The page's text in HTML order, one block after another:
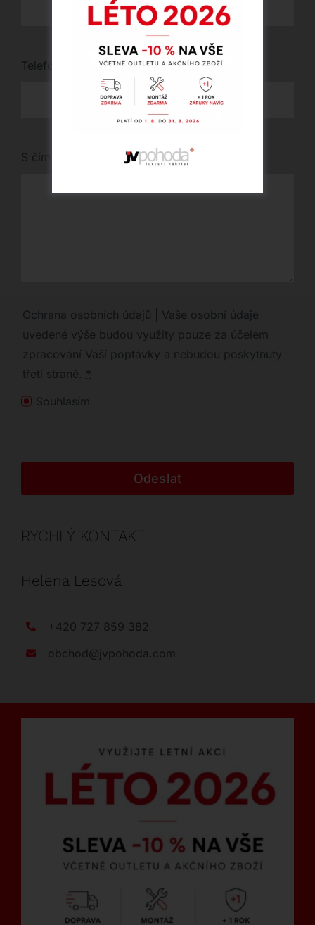
Telefon
S čím vám můžeme pomoci?
Ochrana osobních údajů | Vaše osobní údaje
uvedené výše budou využity pouze za účelem
zpracování Vaší poptávky a nebudou poskytnuty
třetí straně. *
Souhlasím
Odeslat
RYCHLÝ KONTAKT
Helena Lesová
+420 727 859 382
obchod@jvpohoda.com